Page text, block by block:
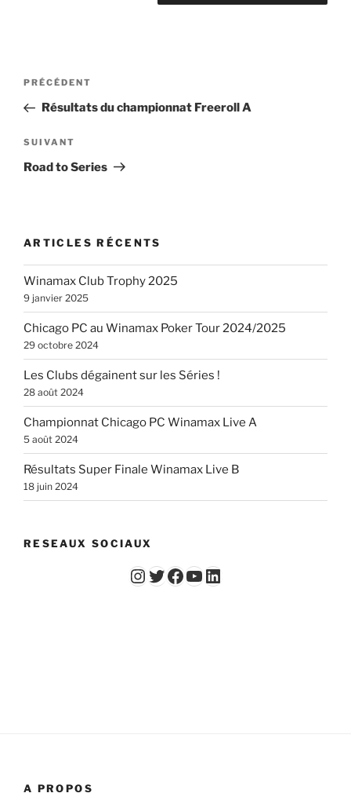
Navigation
l’article
Article
précédent
PRÉCÉDENT
Résultats du championnat Freeroll A
Article
suivant
SUIVANT
Road to Series
ARTICLES RÉCENTS
Winamax Club Trophy 2025
9 janvier 2025
Chicago PC au Winamax Poker Tour 2024/2025
29 octobre 2024
Les Clubs dégainent sur les Séries !
28 août 2024
Championnat Chicago PC Winamax Live A
5 août 2024
Résultats Super Finale Winamax Live B
18 juin 2024
RESEAUX SOCIAUX
Instagram
Twitter
Facebook
YouTube - Vidéos du Chicago Poker ClubLinkedIn
A PROPOS